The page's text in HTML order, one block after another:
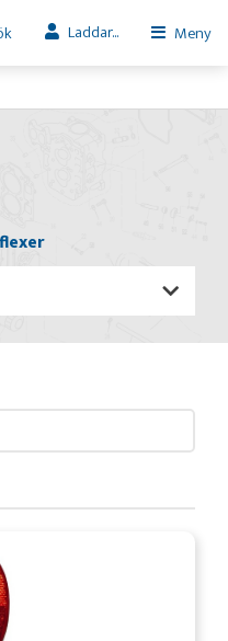
Laddar... Meny